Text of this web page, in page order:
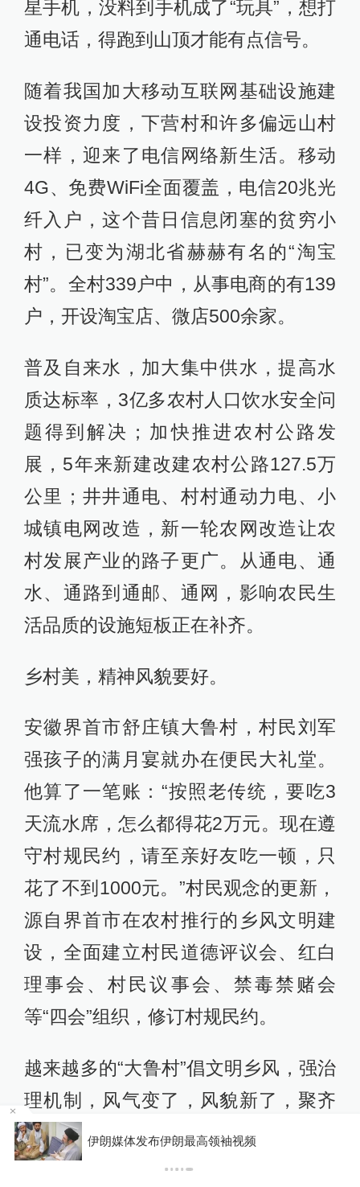
星手机，没料到手机成了“玩具”，想打
通电话，得跑到山顶才能有点信号。
随着我国加大移动互联网基础设施建
设投资力度，下营村和许多偏远山村
一样，迎来了电信网络新生活。移动
4G、免费WiFi全面覆盖，电信20兆光
纤入户，这个昔日信息闭塞的贫穷小
村，已变为湖北省赫赫有名的“淘宝
村”。全村339户中，从事电商的有139
户，开设淘宝店、微店500余家。
普及自来水，加大集中供水，提高水
质达标率，3亿多农村人口饮水安全问
题得到解决；加快推进农村公路发
展，5年来新建改建农村公路127.5万
公里；井井通电、村村通动力电、小
城镇电网改造，新一轮农网改造让农
村发展产业的路子更广。从通电、通
水、通路到通邮、通网，影响农民生
活品质的设施短板正在补齐。
乡村美，精神风貌要好。
安徽界首市舒庄镇大鲁村，村民刘军
强孩子的满月宴就办在便民大礼堂。
他算了一笔账：“按照老传统，要吃3
天流水席，怎么都得花2万元。现在遵
守村规民约，请至亲好友吃一顿，只
花了不到1000元。”村民观念的更新，
源自界首市在农村推行的乡风文明建
设，全面建立村民道德评议会、红白
理事会、村民议事会、禁毒禁赌会
等“四会”组织，修订村规民约。
越来越多的“大鲁村”倡文明乡风，强治
理机制，风气变了，风貌新了，聚齐
了人心，聚旺了人气。和谐氛围里，
乡村生活更美好。
你有权知道更多